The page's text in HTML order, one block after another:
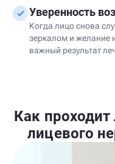
Уверенность
Когда лицо снова
зеркалом и желание
важный результат
Как проходит
лицевого